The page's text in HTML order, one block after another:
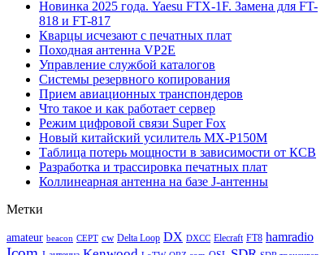
Новинка 2025 года. Yaesu FTX-1F. Замена для FT-
818 и FT-817
Кварцы исчезают с печатных плат
Походная антенна VP2E
Управление службой каталогов
Системы резервного копирования
Прием авиационных транспондеров
Что такое и как работает сервер
Режим цифровой связи Super Fox
Новый китайский усилитель MX-P150M
Таблица потерь мощности в зависимости от КСВ
Разработка и трассировка печатных плат
Коллинеарная антенна на базе J-антенны
Метки
amateur beacon CEPT cw Delta Loop DX DXCC Elecraft FT8 hamradio